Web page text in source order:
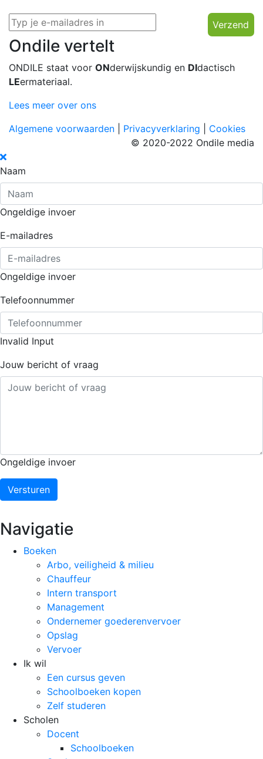
Verzend
Ondile vertelt
ONDILE staat voor ONderwijskundig en DIdactisch
LEermateriaal.
Lees meer over ons
Algemene voorwaarden
Privacyverklaring
Cookies
© 2020-2022 Ondile media
Naam
Ongeldige invoer
E-mailadres
Ongeldige invoer
Telefoonnummer
Invalid Input
Jouw bericht of vraag
Ongeldige invoer
Versturen
Navigatie
Boeken
Arbo, veiligheid & milieu
Chauffeur
Intern transport
Management
Ondernemer goederenvervoer
Opslag
Vervoer
Ik wil
Een cursus geven
Schoolboeken kopen
Zelf studeren
Scholen
Docent
Schoolboeken